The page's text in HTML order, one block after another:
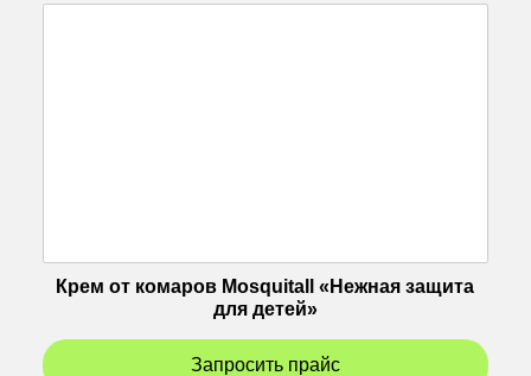
Крем от комаров Mosquitall «Нежная защита
для детей»
Запросить прайс